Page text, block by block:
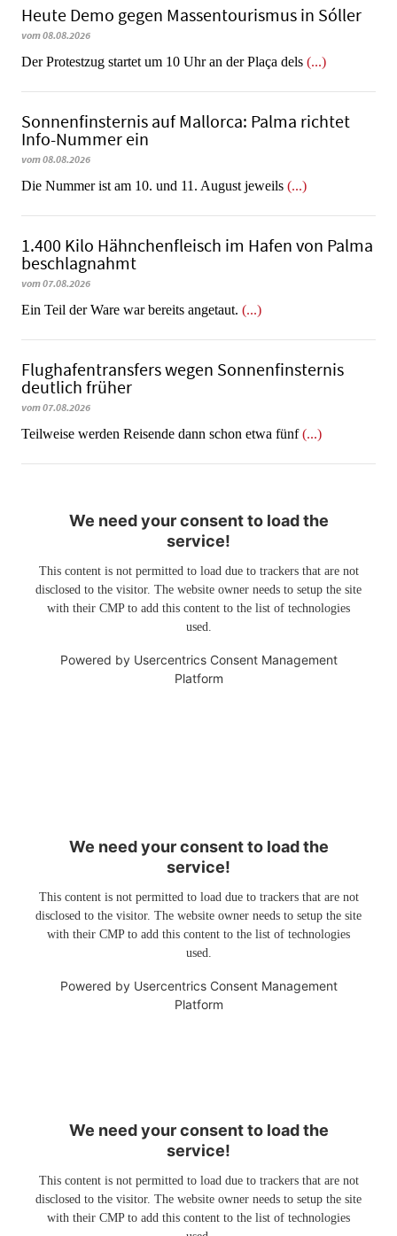
Heute Demo gegen Massentourismus in Sóller
vom 08.08.2026
Der Protestzug startet um 10 Uhr an der Plaça dels (...)
Sonnenfinsternis auf Mallorca: Palma richtet
Info-Nummer ein
vom 08.08.2026
Die Nummer ist am 10. und 11. August jeweils (...)
1.400 Kilo Hähnchenfleisch im Hafen von Palma
beschlagnahmt
vom 07.08.2026
​​​​​​​Ein Teil der Ware war bereits angetaut. (...)
Flughafentransfers wegen Sonnenfinsternis
deutlich früher
vom 07.08.2026
Teilweise werden Reisende dann schon etwa fünf(...)
We need your consent to load the
service!
This content is not permitted to load due to trackers that are not
disclosed to the visitor. The website owner needs to setup the site
with their CMP to add this content to the list of technologies
used.
Powered by Usercentrics Consent Management
Platform
We need your consent to load the
service!
This content is not permitted to load due to trackers that are not
disclosed to the visitor. The website owner needs to setup the site
with their CMP to add this content to the list of technologies
used.
Powered by Usercentrics Consent Management
Platform
We need your consent to load the
service!
This content is not permitted to load due to trackers that are not
disclosed to the visitor. The website owner needs to setup the site
with their CMP to add this content to the list of technologies